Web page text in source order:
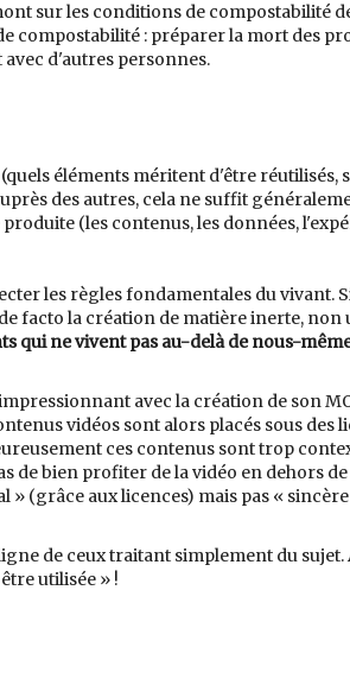
sur les conditions de compostabilité
compostabilité : préparer la mort des
d'autres personnes.
éléments méritent d'être réutilisés,
des autres, cela ne suffit
(les contenus, les données,
les règles fondamentales du vivant.
facto la création de matière inerte,
ne vivent pas au-delà de nous-
avec la création de son
vidéos sont alors placés sous des
ces contenus sont trop
de bien profiter de la vidéo en dehors
(grâce aux licences) mais pas «
de ceux traitant simplement du sujet.
utilisée » !